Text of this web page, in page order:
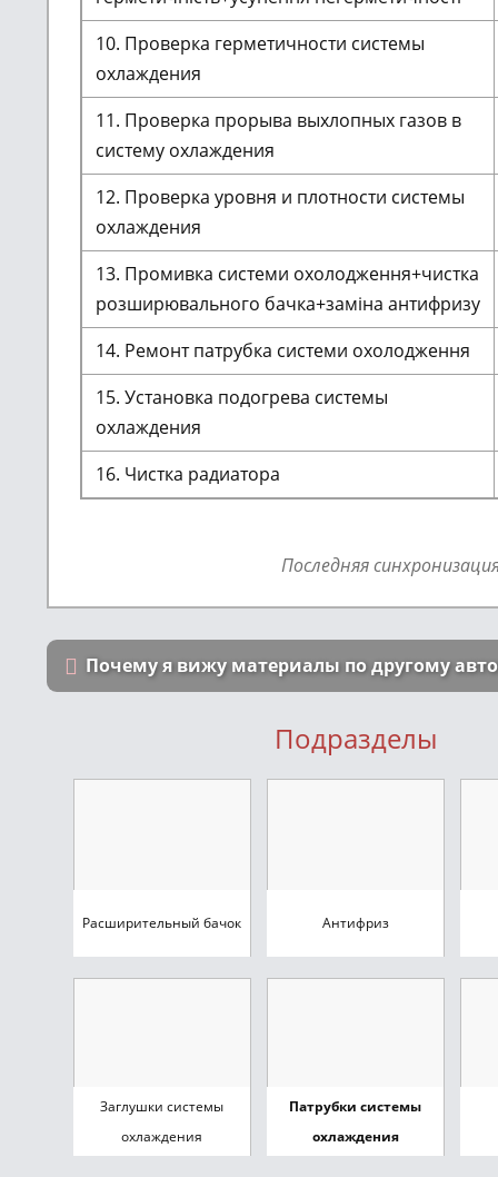
10. Проверка герметичности системы
охлаждения
11. Проверка прорыва выхлопных газов в
систему охлаждения
12. Проверка уровня и плотности системы
охлаждения
13. Промивка системи охолодження+чистка
розширювального бачка+заміна антифризу
14. Ремонт патрубка системи охолодження
15. Установка подогрева системы
охлаждения
16. Чистка радиатора
Последняя
Почему я вижу материалы по другому
Подразделы
Расширительный бачок Антифриз
Заглушки системы
охлаждения
Патрубки системы
охлаждения